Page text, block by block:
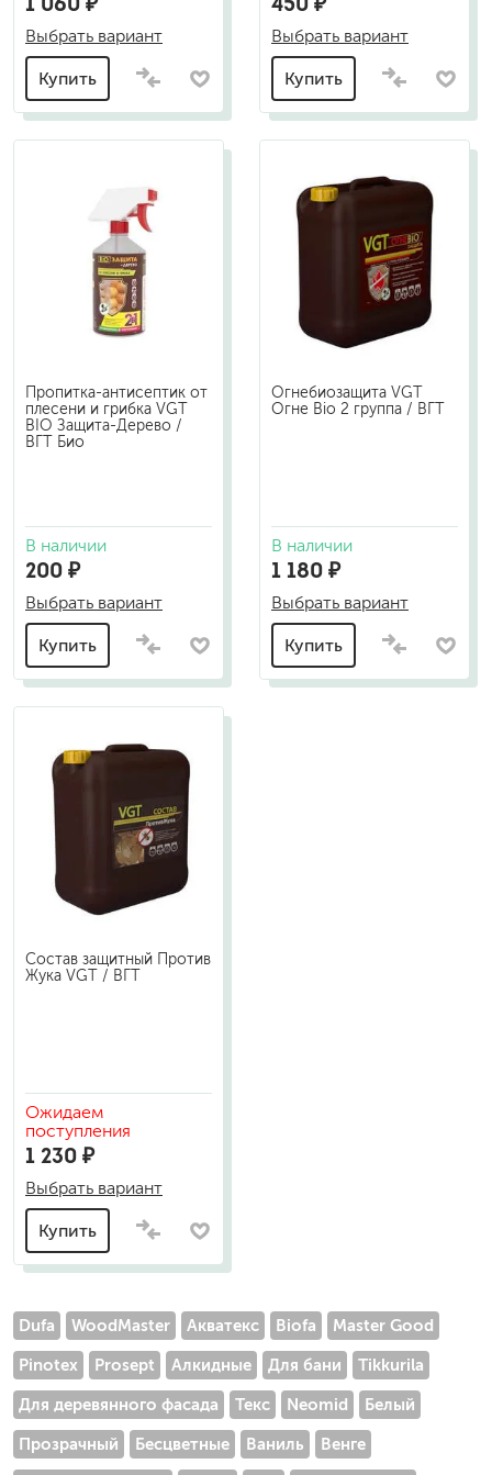
Выбрать вариант
Купить
Выбрать вариант
Купить
Пропитка-антисептик от
плесени и грибка VGT
BIO Защита-Дерево /
ВГТ Био
В наличии
200 ₽
Выбрать вариант
Купить
Огнебиозащита VGT
Огне Bio 2 группа / ВГТ
В наличии
1 180 ₽
Выбрать вариант
Купить
Состав защитный Против
Жука VGT / ВГТ
Ожидаем
поступления
1 230 ₽
Выбрать вариант
Купить
Dufa WoodMaster Акватекс Biofa Master Good
Pinotex Prosept Алкидные Для бани Tikkurila
Для деревянного фасада Текс Neomid Белый
Прозрачный Бесцветные Ваниль Венге